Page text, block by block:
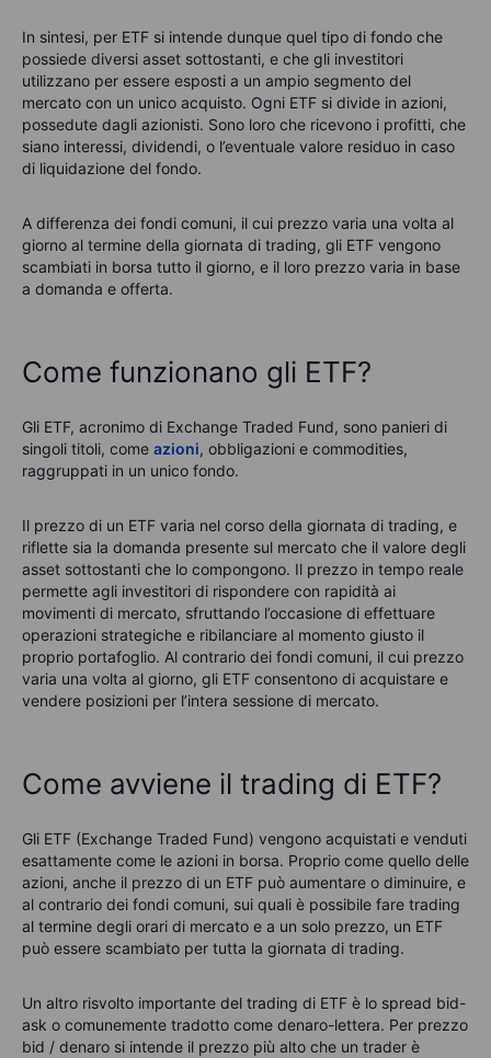
In sintesi, per ETF si intende dunque quel tipo di fondo che
possiede diversi asset sottostanti, e che gli investitori
utilizzano per essere esposti a un ampio segmento del
mercato con un unico acquisto. Ogni ETF si divide in azioni,
possedute dagli azionisti. Sono loro che ricevono i profitti, che
siano interessi, dividendi, o l’eventuale valore residuo in caso
di liquidazione del fondo.
A differenza dei fondi comuni, il cui prezzo varia una volta al
giorno al termine della giornata di trading, gli ETF vengono
scambiati in borsa tutto il giorno, e il loro prezzo varia in base
a domanda e offerta.
Come funzionano gli ETF?
Gli ETF, acronimo di Exchange Traded Fund, sono panieri di
singoli titoli, come azioni, obbligazioni e commodities,
raggruppati in un unico fondo.
Il prezzo di un ETF varia nel corso della giornata di trading, e
riflette sia la domanda presente sul mercato che il valore degli
asset sottostanti che lo compongono. Il prezzo in tempo reale
permette agli investitori di rispondere con rapidità ai
movimenti di mercato, sfruttando l’occasione di effettuare
operazioni strategiche e ribilanciare al momento giusto il
proprio portafoglio. Al contrario dei fondi comuni, il cui prezzo
varia una volta al giorno, gli ETF consentono di acquistare e
vendere posizioni per l’intera sessione di mercato.
Come avviene il trading di ETF?
Gli ETF (Exchange Traded Fund) vengono acquistati e venduti
esattamente come le azioni in borsa. Proprio come quello delle
azioni, anche il prezzo di un ETF può aumentare o diminuire, e
al contrario dei fondi comuni, sui quali è possibile fare trading
al termine degli orari di mercato e a un solo prezzo, un ETF
può essere scambiato per tutta la giornata di trading.
Un altro risvolto importante del trading di ETF è lo spread bid-
ask o comunemente tradotto come denaro-lettera. Per prezzo
bid / denaro si intende il prezzo più alto che un trader è